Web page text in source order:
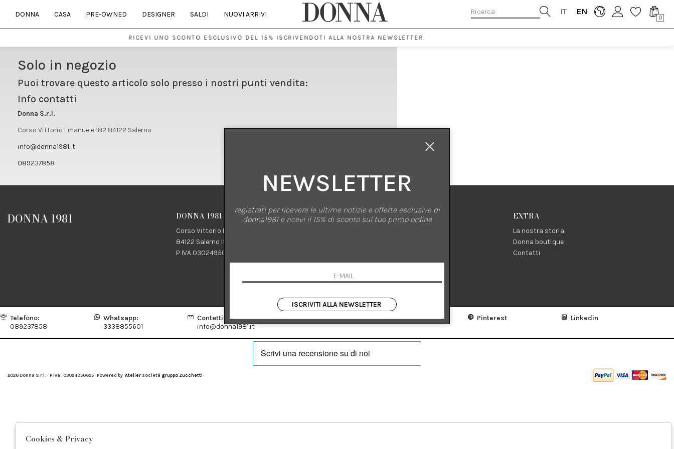
IT EN
0
DONNA CASA PRE-OWNED DESIGNER SALDI NUOVI ARRIVI
RICEVI UNO SCONTO ESCLUSIVO DEL 15% ISCRIVENDOTI ALLA NOSTRA NEWSLETTER.
Solo in negozio
Puoi trovare questo articolo solo presso i nostri punti vendita:
Info contatti
Donna S.r.l.
Corso Vittorio Emanuele 182 84122 Salerno
info@donna1981.it
089237858
DONNA 1981 DONNA 1981
Corso Vittorio Emanuele 182
84122 Salerno Italia
P IVA 03024950655
SHOPPING
Termini e condizioni
Condizioni di vendita
Spedizione
EXTRA
La nostra storia
Donna boutique
Contatti
Telefono:
089237858
Whatsapp:
3338855601
Contatti:
info@donna1981.it
Facebook Instagram Pinterest Linkedin
2026 Donna S.r.l. - P.iva : 03024950655 Powered by Atelier società gruppo Zucchetti
NEWSLETTER
registrati per ricevere le ultime notizie e offerte esclusive di
donna1981 e ricevi il 15% di sconto sul tuo primo ordine
ISCRIVITI ALLA NEWSLETTER
Cookies & Privacy